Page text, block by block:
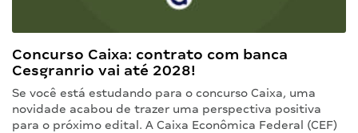
Concurso Caixa: contrato com banca
Cesgranrio vai até 2028!
Se você está estudando para o concurso Caixa, uma
novidade acabou de trazer uma perspectiva positiva
para o próximo edital. A Caixa Econômica Federal (CEF)